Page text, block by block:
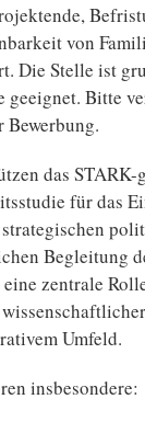
von
Die Stelle ist
Bitte
Bewerbung.
das STARK-
für das
Begleitung
zentrale
Umfeld.
insbesondere: